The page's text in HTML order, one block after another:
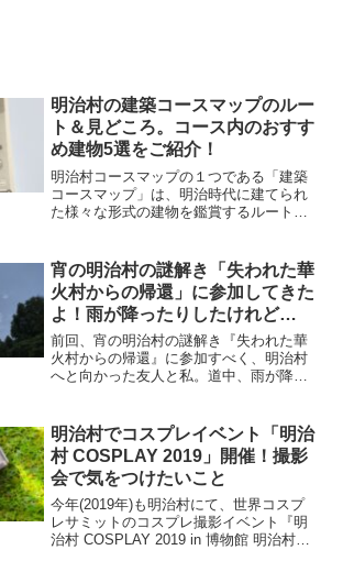
明治村の建築コースマップのルー
ト＆見どころ。コース内のおすす
め建物5選をご紹介！
明治村コースマップの１つである「建築
コースマップ」は、明治時代に建てられ
た様々な形式の建物を鑑賞するルートで
おすすめ建物5つをご紹介！
宵の明治村の謎解き「失われた華
火村からの帰還」に参加してきた
よ！雨が降ったりしたけれど…
前回、宵の明治村の謎解き『失われた華
火村からの帰還』に参加すべく、明治村
へと向かった友人と私。道中、雨が降っ
機嫌で『失われた華火村からの帰還』の
受付へと向かう我々であったが、雨上が
りの涼しさを通り越し、予想以上の暑さ
へと変わる天候。受付である第四高等学
校武術道場「無声堂」前にたどり着く頃
には友人と私の心は、すでに折れそうに
なっていた。果たして我々は、無事に謎
解き『失われた華火村からの帰還』に参
明治村でコスプレイベント「明治
村 COSPLAY 2019」開催！撮影
会で気をつけたいこと
今年(2019年)も明治村にて、世界コスプ
レサミットのコスプレ撮影イベント『明
治村 COSPLAY 2019 in 博物館 明治村』